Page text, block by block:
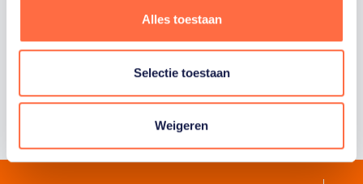
Alles toestaan
Selectie toestaan
Weigeren